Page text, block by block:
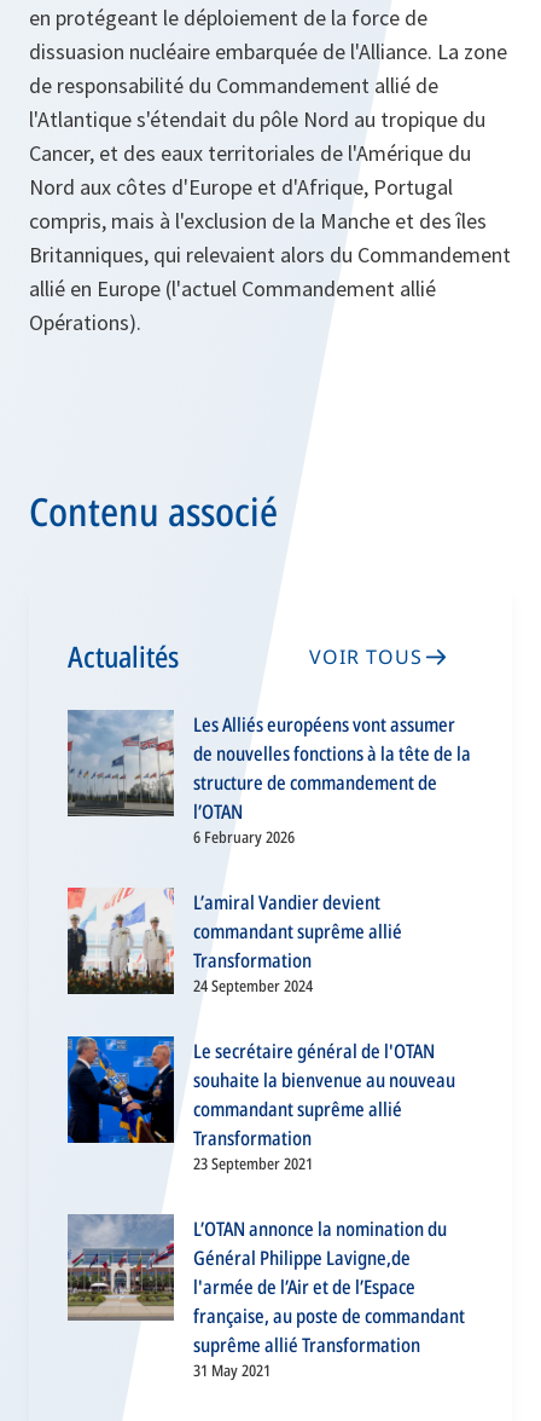
en protégeant le déploiement de la force de
dissuasion nucléaire embarquée de l'Alliance. La zone
de responsabilité du Commandement allié de
l'Atlantique s'étendait du pôle Nord au tropique du
Cancer, et des eaux territoriales de l'Amérique du
Nord aux côtes d'Europe et d'Afrique, Portugal
compris, mais à l'exclusion de la Manche et des îles
Britanniques, qui relevaient alors du Commandement
allié en Europe (l'actuel Commandement allié
Opérations).
Contenu associé
Actualités VOIR TOUS
Les Alliés européens vont assumer
de nouvelles fonctions à la tête de la
structure de commandement de
l’OTAN
6 February 2026
L’amiral Vandier devient
commandant suprême allié
Transformation
24 September 2024
Le secrétaire général de l'OTAN
souhaite la bienvenue au nouveau
commandant suprême allié
Transformation
23 September 2021
L’OTAN annonce la nomination du
Général Philippe Lavigne,de
l'armée de l’Air et de l’Espace
française, au poste de commandant
suprême allié Transformation
31 May 2021